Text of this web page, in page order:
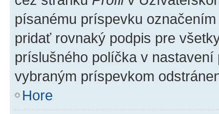
písanému príspevku
pridať rovnaký podpis pre
príslušného políčka v
vybraným príspevkom
Hore